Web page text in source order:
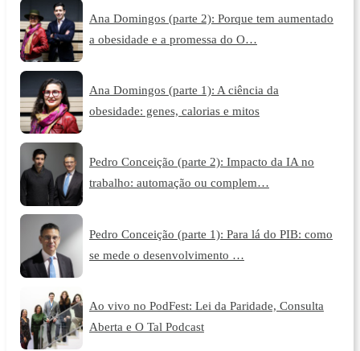
Ana Domingos (parte 2): Porque tem aumentado
a obesidade e a promessa do O…
Ana Domingos (parte 1): A ciência da
obesidade: genes, calorias e mitos
Pedro Conceição (parte 2): Impacto da IA no
trabalho: automação ou complem…
Pedro Conceição (parte 1): Para lá do PIB: como
se mede o desenvolvimento …
Ao vivo no PodFest: Lei da Paridade, Consulta
Aberta e O Tal Podcast